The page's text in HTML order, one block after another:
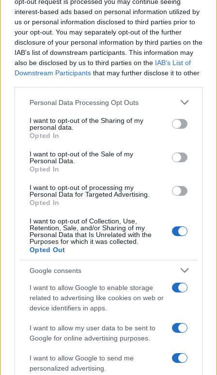
interest-based ads based on personal information utilized by
us or personal information disclosed to third parties prior to
your opt-out. You may separately opt-out of the further
disclosure of your personal information by third parties on the
IAB’s list of downstream participants. This information may
also be disclosed by us to third parties on the IAB’s List of
Downstream Participants that may further disclose it to other
Please note that this website/app uses one or more Google
not limited to your visit or usage behaviour. You may click to
grant or deny consent to Google and its third-party tags to
use your data for below specified purposes in below Google
consent section.
Personal Data Processing Opt Outs
I want to opt-out of the Sharing of my
personal data.
Opted In
I want to opt-out of the Sale of my
Personal Data.
Opted In
I want to opt-out of processing my
Personal Data for Targeted Advertising.
Opted In
I want to opt-out of Collection, Use,
Retention, Sale, and/or Sharing of my
Personal Data that Is Unrelated with the
Purposes for which it was collected.
Opted Out
Google consents
I want to allow Google to enable storage
related to advertising like cookies on web or
device identifiers in apps.
I want to allow my user data to be sent to
Google for online advertising purposes.
I want to allow Google to send me
personalized advertising.
Nuova Zelanda: ondata di freddo eccezionale porta
neve a bassa quota
Francesca Lombardi · 4 Ago 2026
NOTIZIE
Impostazioni telefono e avvisi: ecosistema per
attenzione sana
Francesca Lombardi · 1 Ago 2026
XPENG Partner del Teatro del Silenzio 2026: Veicoli
Rilancio degli impianti sciistici in Val Vigezzo, Val
Formazza e Valle Antrona
Scoperte carcasse di moto e motori in container
destinati al Senegal